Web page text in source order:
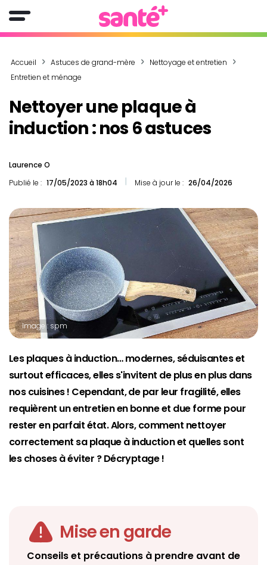
Accueil Astuces de grand-mère
Nettoyage et entretien
Entretien et ménage
Nettoyer une plaque à
induction : nos 6 astuces
Laurence O
Publié le : 17/05/2023 à 18h04 Mise à jour le : 26/04/2026
Image : spm
Les plaques à induction… modernes, séduisantes et
surtout efficaces, elles s'invitent de plus en plus dans
nos cuisines ! Cependant, de par leur fragilité, elles
requièrent un entretien en bonne et due forme pour
rester en parfait état. Alors, comment nettoyer
correctement sa plaque à induction et quelles sont
les choses à éviter ? Décryptage !
Mise en garde
Conseils et précautions à prendre avant de